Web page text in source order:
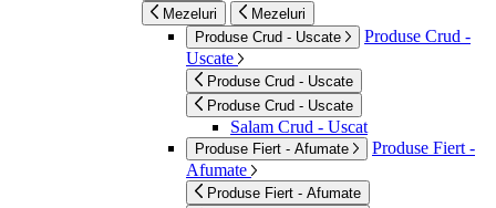
Mezeluri
Mezeluri
Produse Crud - Uscate
Produse Crud -
Uscate
Produse Crud - Uscate
Produse Crud - Uscate
Salam Crud - Uscat
Produse Fiert - Afumate
Produse Fiert -
Afumate
Produse Fiert - Afumate